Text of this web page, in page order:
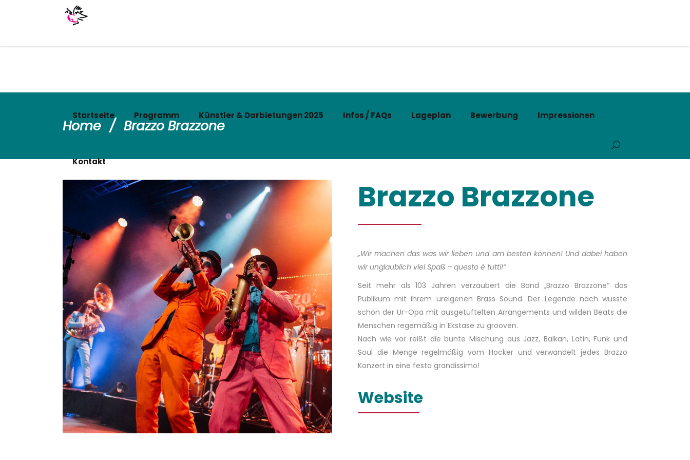
Startseite Programm Künstler & Darbietungen 2025 Infos / FAQs Lageplan Bewerbung Impressionen
Kontakt
Home / Brazzo Brazzone
Brazzo Brazzone
„Wir machen das was wir lieben und am besten können! Und dabei haben
wir unglaublich viel Spaß – questo é tutti!“
Seit mehr als 103 Jahren verzaubert die Band „Brazzo Brazzone“ das
Publikum mit ihrem ureigenen Brass Sound. Der Legende nach wusste
schon der Ur-Opa mit ausgetüftelten Arrangements und wilden Beats die
Menschen regemäßig in Ekstase zu grooven.
Nach wie vor reißt die bunte Mischung aus Jazz, Balkan, Latin, Funk und
Soul die Menge regelmäßig vom Hocker und verwandelt jedes Brazzo
Konzert in eine festa grandissimo!
Website